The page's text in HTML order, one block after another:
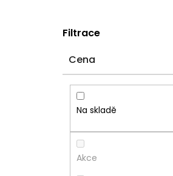
Filtrace
Cena
Na skladě
Akce